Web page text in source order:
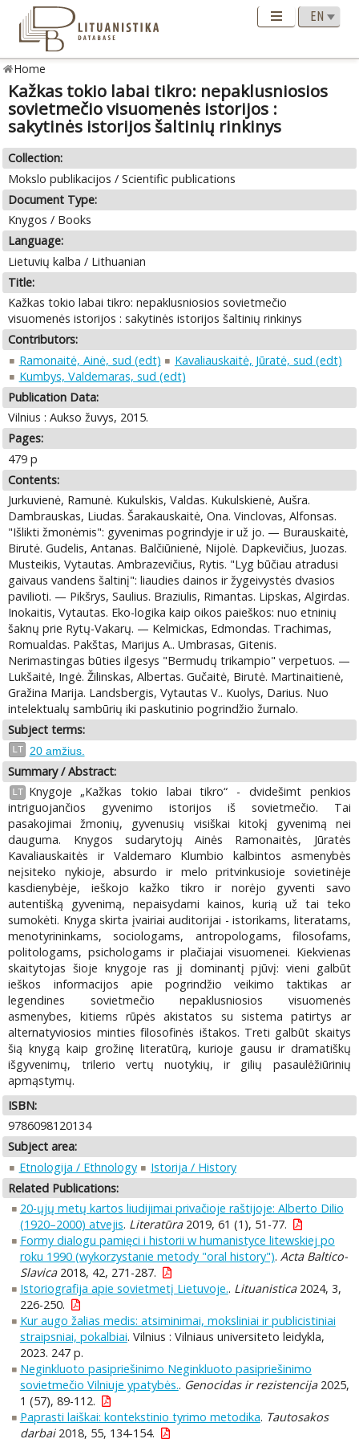
Home
Kažkas tokio labai tikro: nepaklusniosios
sovietmečio visuomenės istorijos :
sakytinės istorijos šaltinių rinkinys
Collection:
Mokslo publikacijos / Scientific publications
Document Type:
Knygos / Books
Language:
Lietuvių kalba / Lithuanian
Title:
Kažkas tokio labai tikro: nepaklusniosios sovietmečio
visuomenės istorijos : sakytinės istorijos šaltinių rinkinys
Contributors:
Ramonaitė, Ainė, sud (edt)
Kavaliauskaitė, Jūratė, sud (edt)
Kumbys, Valdemaras, sud (edt)
Publication Data:
Vilnius : Aukso žuvys, 2015.
Pages:
479 p
Contents:
Jurkuvienė, Ramunė. Kukulskis, Valdas. Kukulskienė, Aušra.
Dambrauskas, Liudas. Šarakauskaitė, Ona. Vinclovas, Alfonsas.
"Išlikti žmonėmis": gyvenimas pogrindyje ir už jo. — Burauskaitė,
Birutė. Gudelis, Antanas. Balčiūnienė, Nijolė. Dapkevičius, Juozas.
Musteikis, Vytautas. Ambrazevičius, Rytis. "Lyg būčiau atradusi
gaivaus vandens šaltinį": liaudies dainos ir žygeivystės dvasios
pavilioti. — Pikšrys, Saulius. Braziulis, Rimantas. Lipskas, Algirdas.
Inokaitis, Vytautas. Eko-logika kaip oikos paieškos: nuo etninių
šaknų prie Rytų-Vakarų. — Kelmickas, Edmondas. Trachimas,
Romualdas. Pakštas, Marijus A.. Umbrasas, Gitenis.
Nerimastingas būties ilgesys "Bermudų trikampio" verpetuos. —
Lukšaitė, Ingė. Žilinskas, Albertas. Gučaitė, Birutė. Martinaitienė,
Gražina Marija. Landsbergis, Vytautas V.. Kuolys, Darius. Nuo
intelektualų sambūrių iki paskutinio pogrindžio žurnalo.
Subject terms:
LT 20 amžius.
Summary / Abstract:
LT
Knygoje „Kažkas tokio labai tikro“ - dvidešimt penkios
intriguojančios gyvenimo istorijos iš sovietmečio. Tai
pasakojimai žmonių, gyvenusių visiškai kitokį gyvenimą nei
dauguma. Knygos sudarytojų Ainės Ramonaitės, Jūratės
Kavaliauskaitės ir Valdemaro Klumbio kalbintos asmenybės
neįsiteko nykioje, absurdo ir melo pritvinkusioje sovietinėje
kasdienybėje, ieškojo kažko tikro ir norėjo gyventi savo
autentišką gyvenimą, nepaisydami kainos, kurią už tai teko
sumokėti. Knyga skirta įvairiai auditorijai - istorikams, literatams,
menotyrininkams, sociologams, antropologams, filosofams,
politologams, psichologams ir plačiajai visuomenei. Kiekvienas
skaitytojas šioje knygoje ras jį dominantį pjūvį: vieni galbūt
ieškos informacijos apie pogrindžio veikimo taktikas ar
legendines sovietmečio nepaklusniosios visuomenės
asmenybes, kitiems rūpės akistatos su sistema patirtys ar
alternatyviosios minties filosofinės ištakos. Treti galbūt skaitys
šią knygą kaip grožinę literatūrą, kurioje gausu ir dramatiškų
išgyvenimų, trilerio vertų nuotykių, ir gilių pasaulėžiūrinių
apmąstymų.
ISBN:
9786098120134
Subject area:
Etnologija / Ethnology
Istorija / History
Related Publications:
20-ųjų metų kartos liudijimai privačioje raštijoje: Alberto Dilio
(1920–2000) atvejis. Literatūra2019, 61 (1), 51-77.
Formy dialogu pamięci i historii w humanistyce litewskiej po
roku 1990 (wykorzystanie metody "oral history"). Acta Baltico-
Slavica2018, 42, 271-287.
Istoriografija apie sovietmetį Lietuvoje.. Lituanistica2024, 3,
226-250.
Kur augo žalias medis: atsiminimai, moksliniai ir publicistiniai
straipsniai, pokalbiai. Vilnius : Vilniaus universiteto leidykla,
2023. 247 p.
Neginkluoto pasipriešinimo Neginkluoto pasipriešinimo
sovietmečio Vilniuje ypatybės.. Genocidas ir rezistencija2025,
1 (57), 89-112.
Paprasti laiškai: kontekstinio tyrimo metodika. Tautosakos
darbai2018, 55, 134-154.